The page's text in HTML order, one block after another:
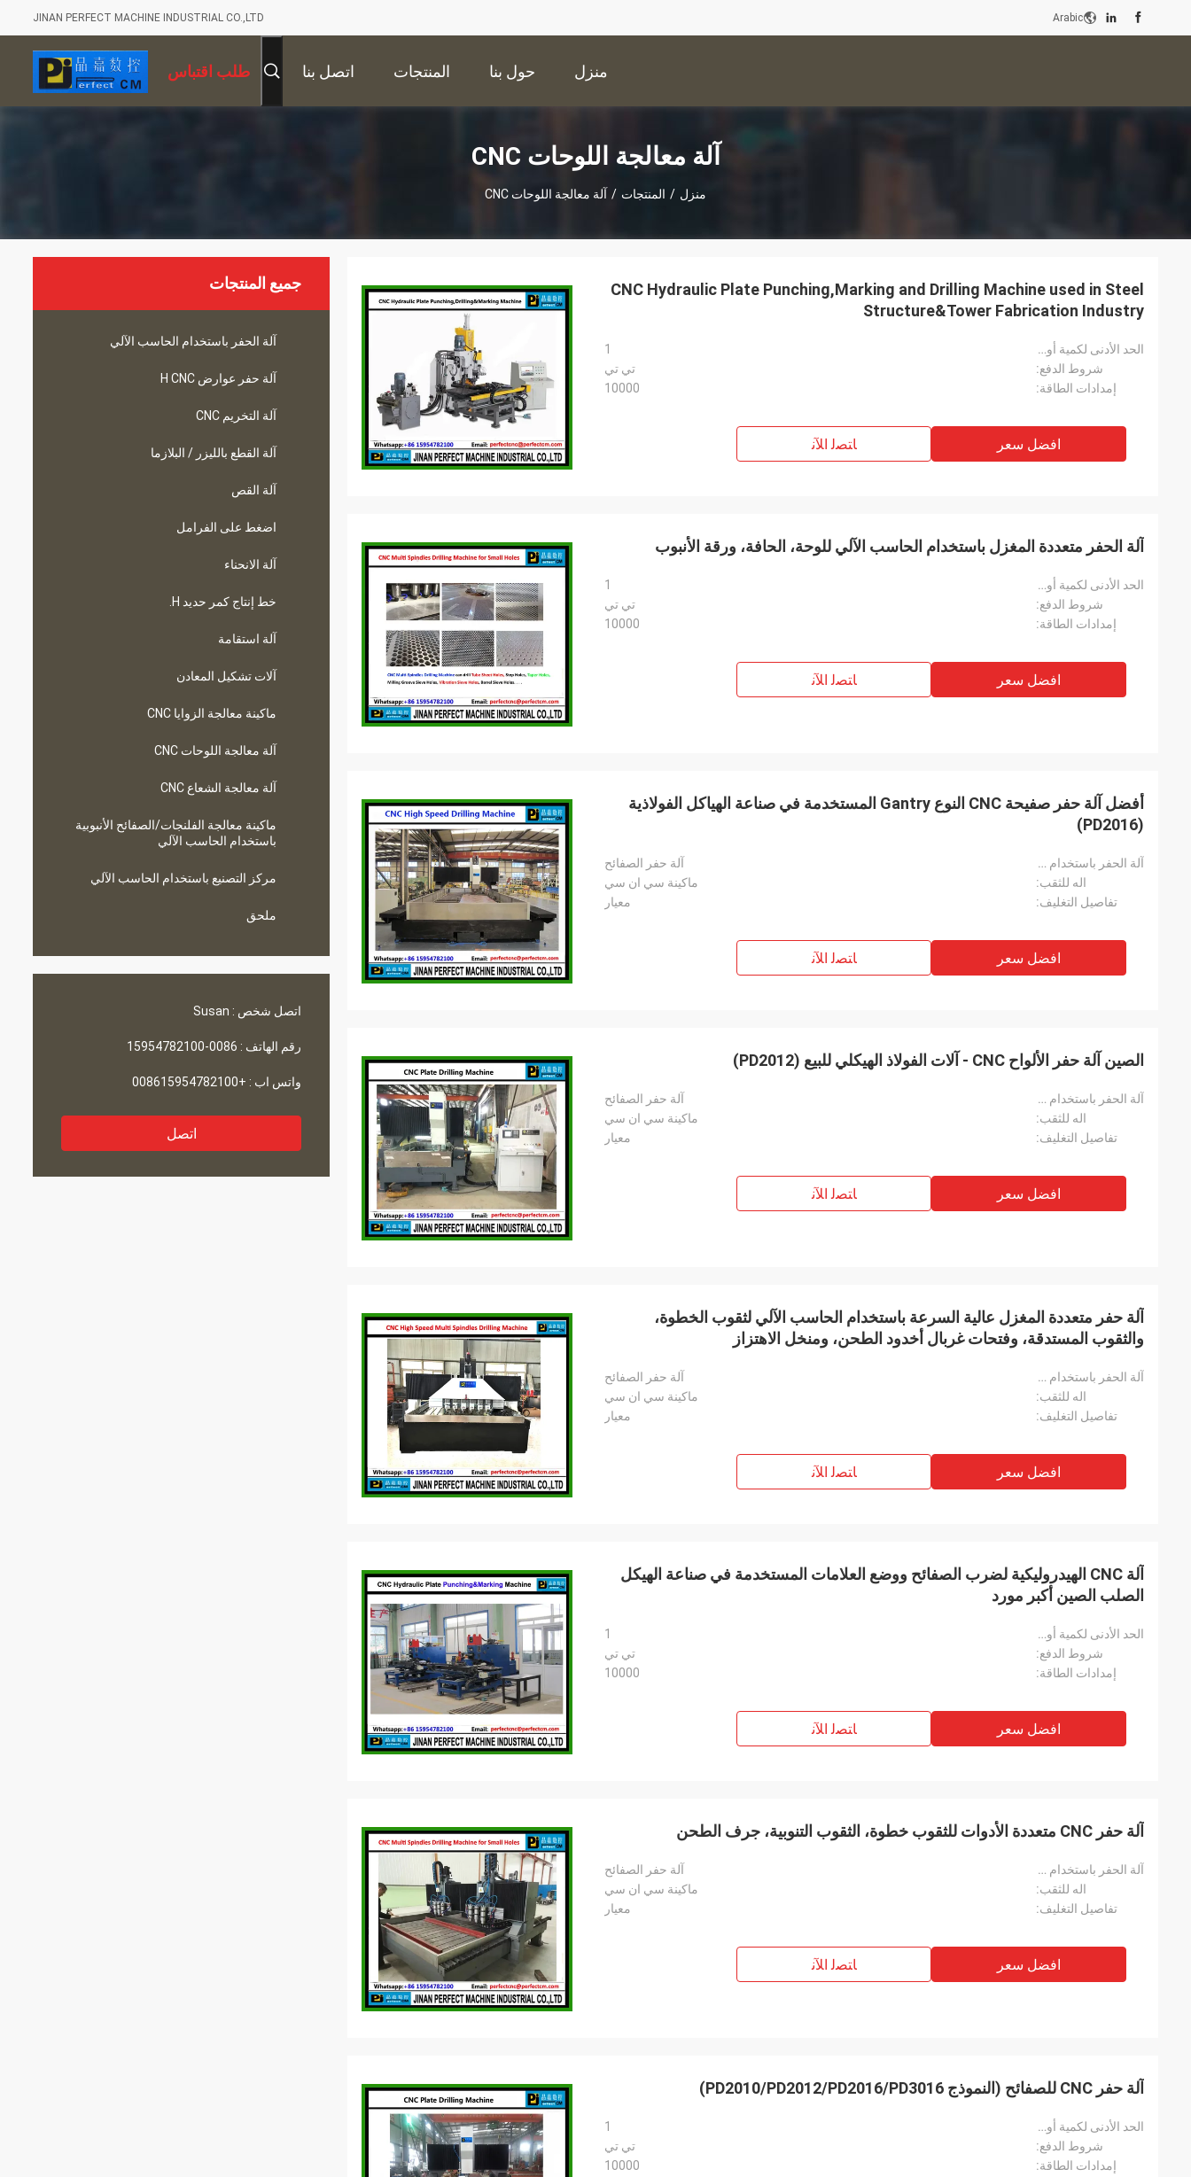
JINAN PERFECT MACHINE INDUSTRIAL CO.,LTD Arabic
منزل حول بنا المنتجات اتصل بنا طلب اقتباس
آلة معالجة اللوحات CNC
منزل / المنتجات / آلة معالجة اللوحات CNC
جميع المنتجات
آلة الحفر باستخدام الحاسب الآلي
آلة حفر عوارض H CNC
آلة التخريم CNC
آلة القطع بالليزر / البلازما
آلة القص
اضغط على الفرامل
آلة الانحناء
خط إنتاج كمر حديد H.
آلة استقامة
آلات تشكيل المعادن
ماكينة معالجة الزوايا CNC
آلة معالجة اللوحات CNC
آلة معالجة الشعاع CNC
ماكينة معالجة الفلنجات/الصفائح الأنبوبية
باستخدام الحاسب الآلي
مركز التصنيع باستخدام الحاسب الآلي
ملحق
اتصل شخص : Susan
رقم الهاتف : 0086-15954782100
واتس اب : +008615954782100
اتصل
CNC Hydraulic Plate Punching,Marking and Drilling Machine used in Steel
Structure&Tower Fabrication Industry
الحد الأدنى لكمية أويدر:
1
شروط الدفع:
تي تي
إمدادات الطاقة:
10000
افضل سعر ﺎﺘﺼﻟ ﺍﻶﻧ
آلة الحفر متعددة المغزل باستخدام الحاسب الآلي للوحة، الحافة، ورقة الأنبوب
الحد الأدنى لكمية أويدر:
1
شروط الدفع:
تي تي
إمدادات الطاقة:
10000
افضل سعر ﺎﺘﺼﻟ ﺍﻶﻧ
أفضل آلة حفر صفيحة CNC النوع Gantry المستخدمة في صناعة الهياكل الفولاذية
(PD2016)
آلة الحفر باستخدام الحاسب الآلي:
آلة حفر الصفائح
اله للثقب:
ماكينة سي ان سي
تفاصيل التغليف:
معيار
افضل سعر ﺎﺘﺼﻟ ﺍﻶﻧ
الصين آلة حفر الألواح CNC - آلات الفولاذ الهيكلي للبيع (PD2012)
آلة الحفر باستخدام الحاسب الآلي:
آلة حفر الصفائح
اله للثقب:
ماكينة سي ان سي
تفاصيل التغليف:
معيار
افضل سعر ﺎﺘﺼﻟ ﺍﻶﻧ
آلة حفر متعددة المغزل عالية السرعة باستخدام الحاسب الآلي لثقوب الخطوة،
والثقوب المستدقة، وفتحات غربال أخدود الطحن، ومنخل الاهتزاز
آلة الحفر باستخدام الحاسب الآلي:
آلة حفر الصفائح
اله للثقب:
ماكينة سي ان سي
تفاصيل التغليف:
معيار
افضل سعر ﺎﺘﺼﻟ ﺍﻶﻧ
آلة CNC الهيدروليكية لضرب الصفائح ووضع العلامات المستخدمة في صناعة الهيكل
الصلب الصين أكبر مورد
الحد الأدنى لكمية أويدر:
1
شروط الدفع:
تي تي
إمدادات الطاقة:
10000
افضل سعر ﺎﺘﺼﻟ ﺍﻶﻧ
آلة حفر CNC متعددة الأدوات للثقوب خطوة، الثقوب التنوبية، جرف الطحن
آلة الحفر باستخدام الحاسب الآلي:
آلة حفر الصفائح
اله للثقب:
ماكينة سي ان سي
تفاصيل التغليف:
معيار
افضل سعر ﺎﺘﺼﻟ ﺍﻶﻧ
آلة حفر CNC للصفائح (النموذج PD2010/PD2012/PD2016/PD3016)
الحد الأدنى لكمية أويدر:
1
شروط الدفع:
تي تي
إمدادات الطاقة:
10000